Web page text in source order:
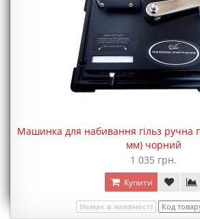
Машинка для набивання гільз ручна
мм) чорний
1 035 грн.
Купити
Немає в наявності Код